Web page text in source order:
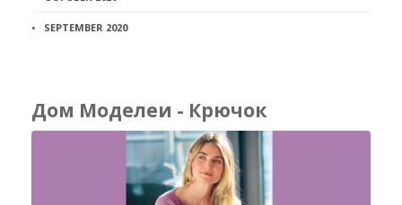
SEPTEMBER 2020
Дом Моделеи - Крючок